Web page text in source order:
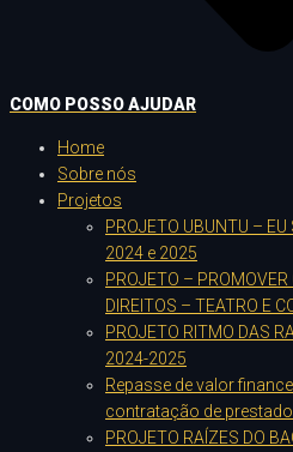
COMO POSSO AJUDAR
Home
Sobre nós
Projetos
PROJETO UBUNTU –
2024 e 2025
PROJETO –
DIREITOS – TEATRO E
PROJETO RITMO DAS
2024-2025
Repasse de valor
contratação de
PROJETO RAÍZES DO